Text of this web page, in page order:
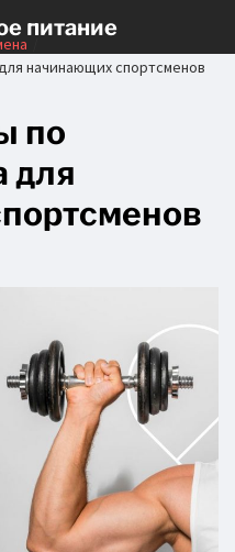
питание
начинающих спортсменов
по
для